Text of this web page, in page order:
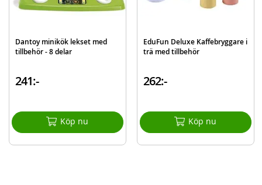
Dantoy minikök lekset med
tillbehör - 8 delar
241:-
Köp nu
EduFun Deluxe Kaffebryggare i
trä med tillbehör
262:-
Köp nu